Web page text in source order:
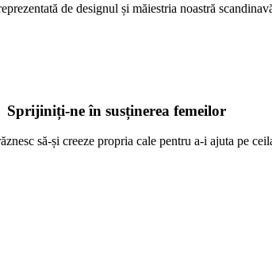
de designul și măiestria noastră
Sprijiniți-ne în susținerea femeilor
să-și creeze propria cale pentru a-i ajuta pe